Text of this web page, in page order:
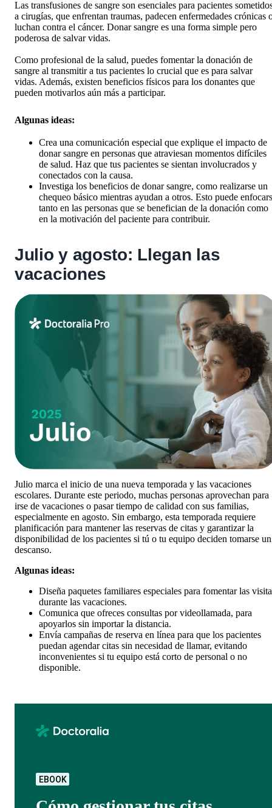
Las transfusiones de sangre son esenciales para pacientes
a cirugías, que enfrentan traumas, padecen enfermedades crónicas
luchan contra el cáncer. Donar sangre es una forma simple pero
poderosa de salvar vidas.
Como profesional de la salud, puedes fomentar la donación de
sangre al transmitir a tus pacientes lo crucial que es para salvar
vidas. Además, existen beneficios físicos para los donantes que
pueden motivarlos aún más a participar.
Algunas ideas:
Crea una comunicación especial que explique el impacto de
donar sangre en personas que atraviesan momentos difíciles
de salud. Haz que tus pacientes se sientan involucrados y
conectados con la causa.
Investiga los beneficios de donar sangre, como realizarse un
chequeo básico mientras ayudan a otros. Esto puede
tanto en las personas que se benefician de la donación como
en la motivación del paciente para contribuir.
Julio y agosto: Llegan las
vacaciones
Julio marca el inicio de una nueva temporada y las vacaciones
escolares. Durante este periodo, muchas personas aprovechan para
irse de vacaciones o pasar tiempo de calidad con sus familias,
especialmente en agosto. Sin embargo, esta temporada requiere
planificación para mantener las reservas de citas y garantizar la
disponibilidad de los pacientes si tú o tu equipo deciden tomarse un
descanso.
Algunas ideas:
Diseña paquetes familiares especiales para fomentar las
durante las vacaciones.
Comunica que ofreces consultas por videollamada, para
apoyarlos sin importar la distancia.
Envía campañas de reserva en línea para que los pacientes
puedan agendar citas sin necesidad de llamar, evitando
inconvenientes si tu equipo está corto de personal o no
disponible.
EBOOK